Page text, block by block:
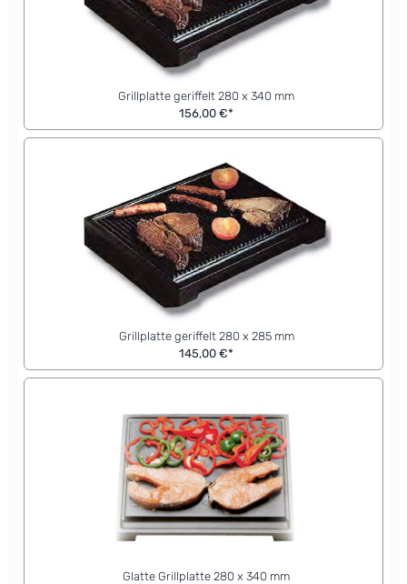
Grillplatte geriffelt 280 x 340 mm
156,00 €*
Grillplatte geriffelt 280 x 285 mm
145,00 €*
Glatte Grillplatte 280 x 340 mm